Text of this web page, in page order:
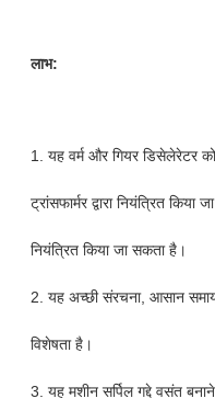
लाभ:
1. यह वर्म और गियर डिसेलेरेटर
ट्रांसफार्मर द्वारा नियंत्रित किया
नियंत्रित किया जा सकता है।
2. यह अच्छी संरचना, आसान
विशेषता है।
3. यह मशीन सर्पिल गद्दे वसंत